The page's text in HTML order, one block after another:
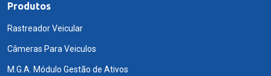
Produtos
Rastreador Veicular
Câmeras Para Veiculos
M.G.A. Módulo Gestão de Ativos